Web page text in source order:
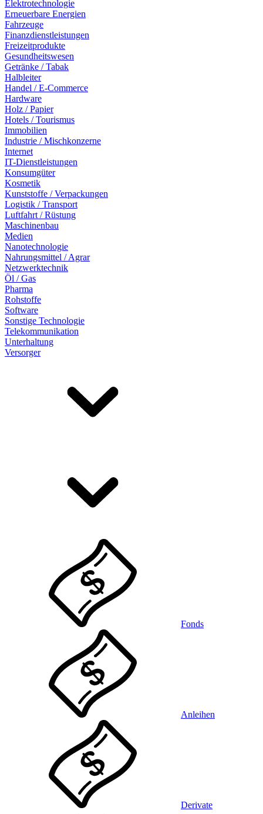
Elektrotechnologie
Erneuerbare Energien
Fahrzeuge
Finanzdienstleistungen
Freizeitprodukte
Gesundheitswesen
Getränke / Tabak
Halbleiter
Handel / E-Commerce
Hardware
Holz / Papier
Hotels / Tourismus
Immobilien
Industrie / Mischkonzerne
Internet
IT-Dienstleistungen
Konsumgüter
Kosmetik
Kunststoffe / Verpackungen
Logistik / Transport
Luftfahrt / Rüstung
Maschinenbau
Medien
Nanotechnologie
Nahrungsmittel / Agrar
Netzwerktechnik
Öl / Gas
Pharma
Rohstoffe
Software
Sonstige Technologie
Telekommunikation
Unterhaltung
Versorger
Fonds
Anleihen
Derivate